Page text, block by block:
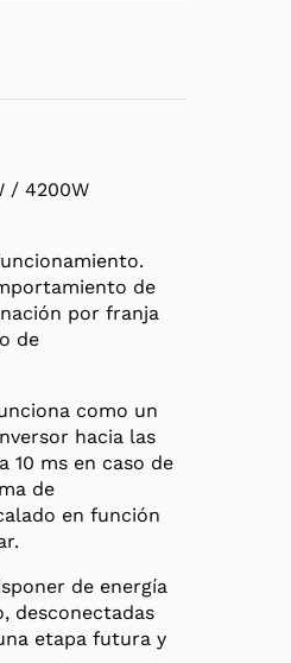
/ 4200W
de
por franja
de
como un
hacia las
ms en caso de
de
en función
de energía
desconectadas
etapa futura y